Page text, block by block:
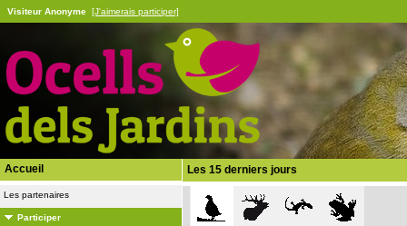
Visiteur Anonyme [J'aimerais participer]
Accueil
Les partenaires
Participer
Les 15 derniers jours